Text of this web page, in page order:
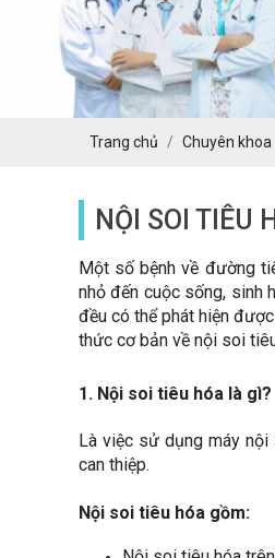
Trang chủ Chuyên khoa
NỘI SOI TIÊU
Một số bệnh về đường
nhỏ đến cuộc sống, sinh
đều có thể phát hiện
thức cơ bản về nội soi
1. Nội soi tiêu hóa là gì?
Là việc sử dụng máy
can thiệp.
Nội soi tiêu hóa gồm: